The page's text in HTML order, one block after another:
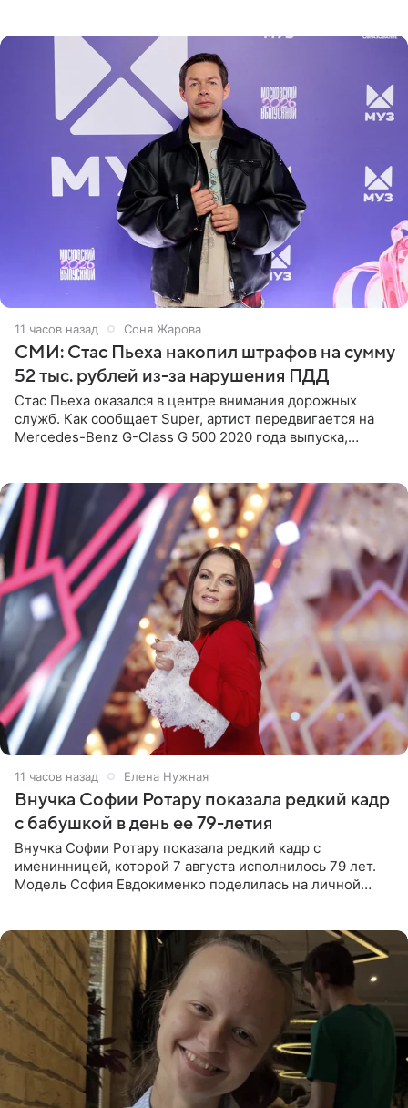
11 часов назад Соня Жарова
СМИ: Стас Пьеха накопил штрафов на сумму
52 тыс. рублей из-за нарушения ПДД
Стас Пьеха оказался в центре внимания дорожных
служб. Как сообщает Super, артист передвигается на
Mercedes-Benz G-Class G 500 2020 года выпуска,
11 часов назад Елена Нужная
Внучка Софии Ротару показала редкий кадр
с бабушкой в день ее 79-летия
Внучка Софии Ротару показала редкий кадр с
именинницей, которой 7 августа исполнилось 79 лет.
Модель София Евдокименко поделилась на личной